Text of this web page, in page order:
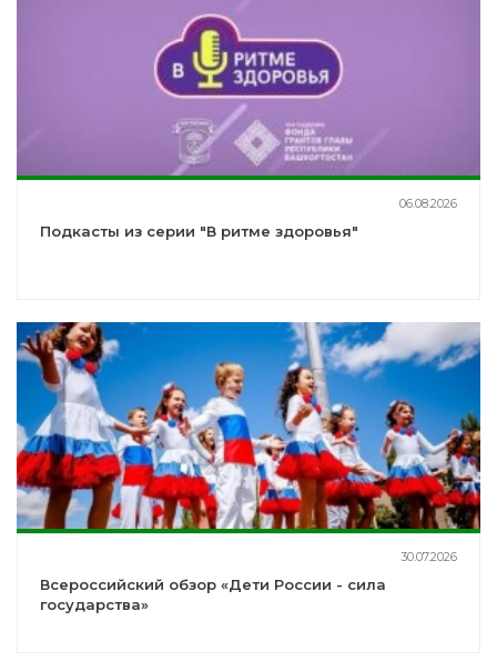
06.08.2026
Подкасты из серии "В ритме здоровья"
30.07.2026
Всероссийский обзор «Дети России - сила
государства»